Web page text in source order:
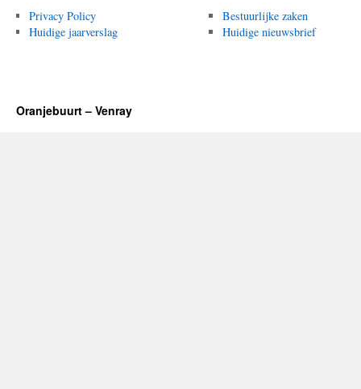
Privacy Policy
Huidige jaarverslag
Bestuurlijke zaken
Huidige nieuwsbrief
Oranjebuurt – Venray